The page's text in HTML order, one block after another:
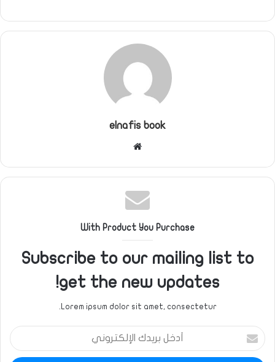
elnafis book
With Product You Purchase
Subscribe to our mailing list to
get the new updates!
Lorem ipsum dolor sit amet, consectetur.
أدخل
بريدك
الإلكتروني